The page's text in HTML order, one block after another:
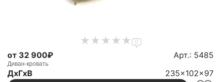
0
от 32 900₽ Арт.: 5485
Диван-кровать
ДxГxВ 235x102x97